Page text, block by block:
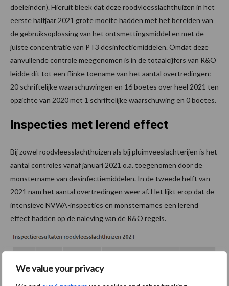
We value your privacy
doeleinden). Hieruit bleek dat deze roodvleesslachthuizen in het
eerste halfjaar 2021 grote moeite hadden met het bereiden van
de gebruiksoplossing van het ontsmettingsmiddel en met de
juiste concentratie van PT3 desinfectiemiddelen. Omdat deze
aanvullende controle meegenomen is in de totaalcijfers van R&O
leidde dit tot een flinke toename van het aantal overtredingen:
20 schriftelijke waarschuwingen en 16 boetes over heel 2021 ten
opzichte van 2020 met 1 schriftelijke waarschuwing en 0 boetes.
Inspecties met lerend effect
Bij zowel roodvleesslachthuizen als bij pluimveeslachterijen is het
aantal controles vanaf januari 2021 o.a. toegenomen door de
monstername van desinfectiemiddelen. In de tweede helft van
2021 nam het aantal overtredingen weer af. Het lijkt erop dat de
intensieve NVWA-inspecties en monsternames een lerend
effect hadden op de naleving van de R&O regels.